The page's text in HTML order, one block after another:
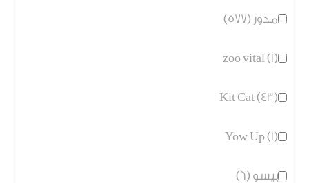
مدور (577)
zoo vital (1)
Kit Cat (43)
Yow Up (1)
بيسو (6)